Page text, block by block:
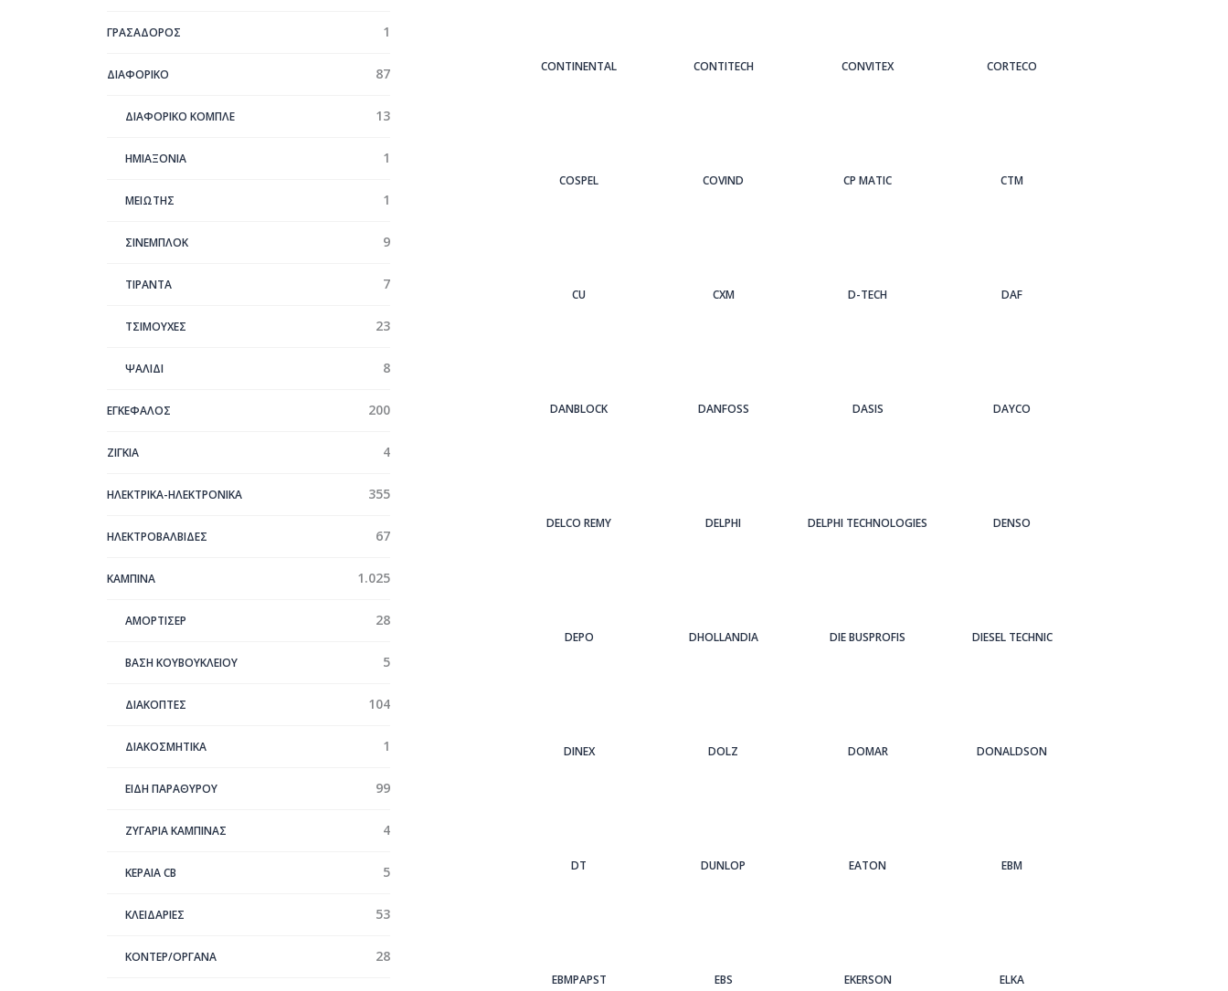
ΓΡΑΣΑΔΟΡΟΣ 1
ΔΙΑΦΟΡΙΚΟ 87
ΔΙΑΦΟΡΙΚΟ ΚΟΜΠΛΕ 13
ΗΜΙΑΞΟΝΙΑ 1
ΜΕΙΩΤΗΣ 1
ΣΙΝΕΜΠΛΟΚ 9
ΤΙΡΑΝΤΑ 7
ΤΣΙΜΟΥΧΕΣ 23
ΨΑΛΙΔΙ 8
ΕΓΚΕΦΑΛΟΣ 200
ΖΙΓΚΙΑ 4
ΗΛΕΚΤΡΙΚΑ-ΗΛΕΚΤΡΟΝΙΚΑ 355
ΗΛΕΚΤΡΟΒΑΛΒΙΔΕΣ 67
ΚΑΜΠΙΝΑ 1.025
ΑΜΟΡΤΙΣΕΡ 28
ΒΑΣΗ ΚΟΥΒΟΥΚΛΕΙΟΥ 5
ΔΙΑΚΟΠΤΕΣ 104
ΔΙΑΚΟΣΜΗΤΙΚΑ 1
ΕΙΔΗ ΠΑΡΑΘΥΡΟΥ 99
ΖΥΓΑΡΙΑ ΚΑΜΠΙΝΑΣ 4
ΚΕΡΑΊΑ CB 5
ΚΛΕΙΔΑΡΙΕΣ 53
ΚΟΝΤΕΡ/ΟΡΓΑΝΑ 28
CONTINENTAL CONTITECH CONVITEX CORTECO
COSPEL COVIND CP MATIC CTM
CU CXM D-TECH DAF
DANBLOCK DANFOSS DASIS DAYCO
DELCO REMY DELPHI DELPHI TECHNOLOGIES DENSO
DEPO DHOLLANDIA DIE BUSPROFIS DIESEL TECHNIC
DINEX DOLZ DOMAR DONALDSON
DT DUNLOP EATON EBM
EBMPAPST EBS EKERSON ELKA